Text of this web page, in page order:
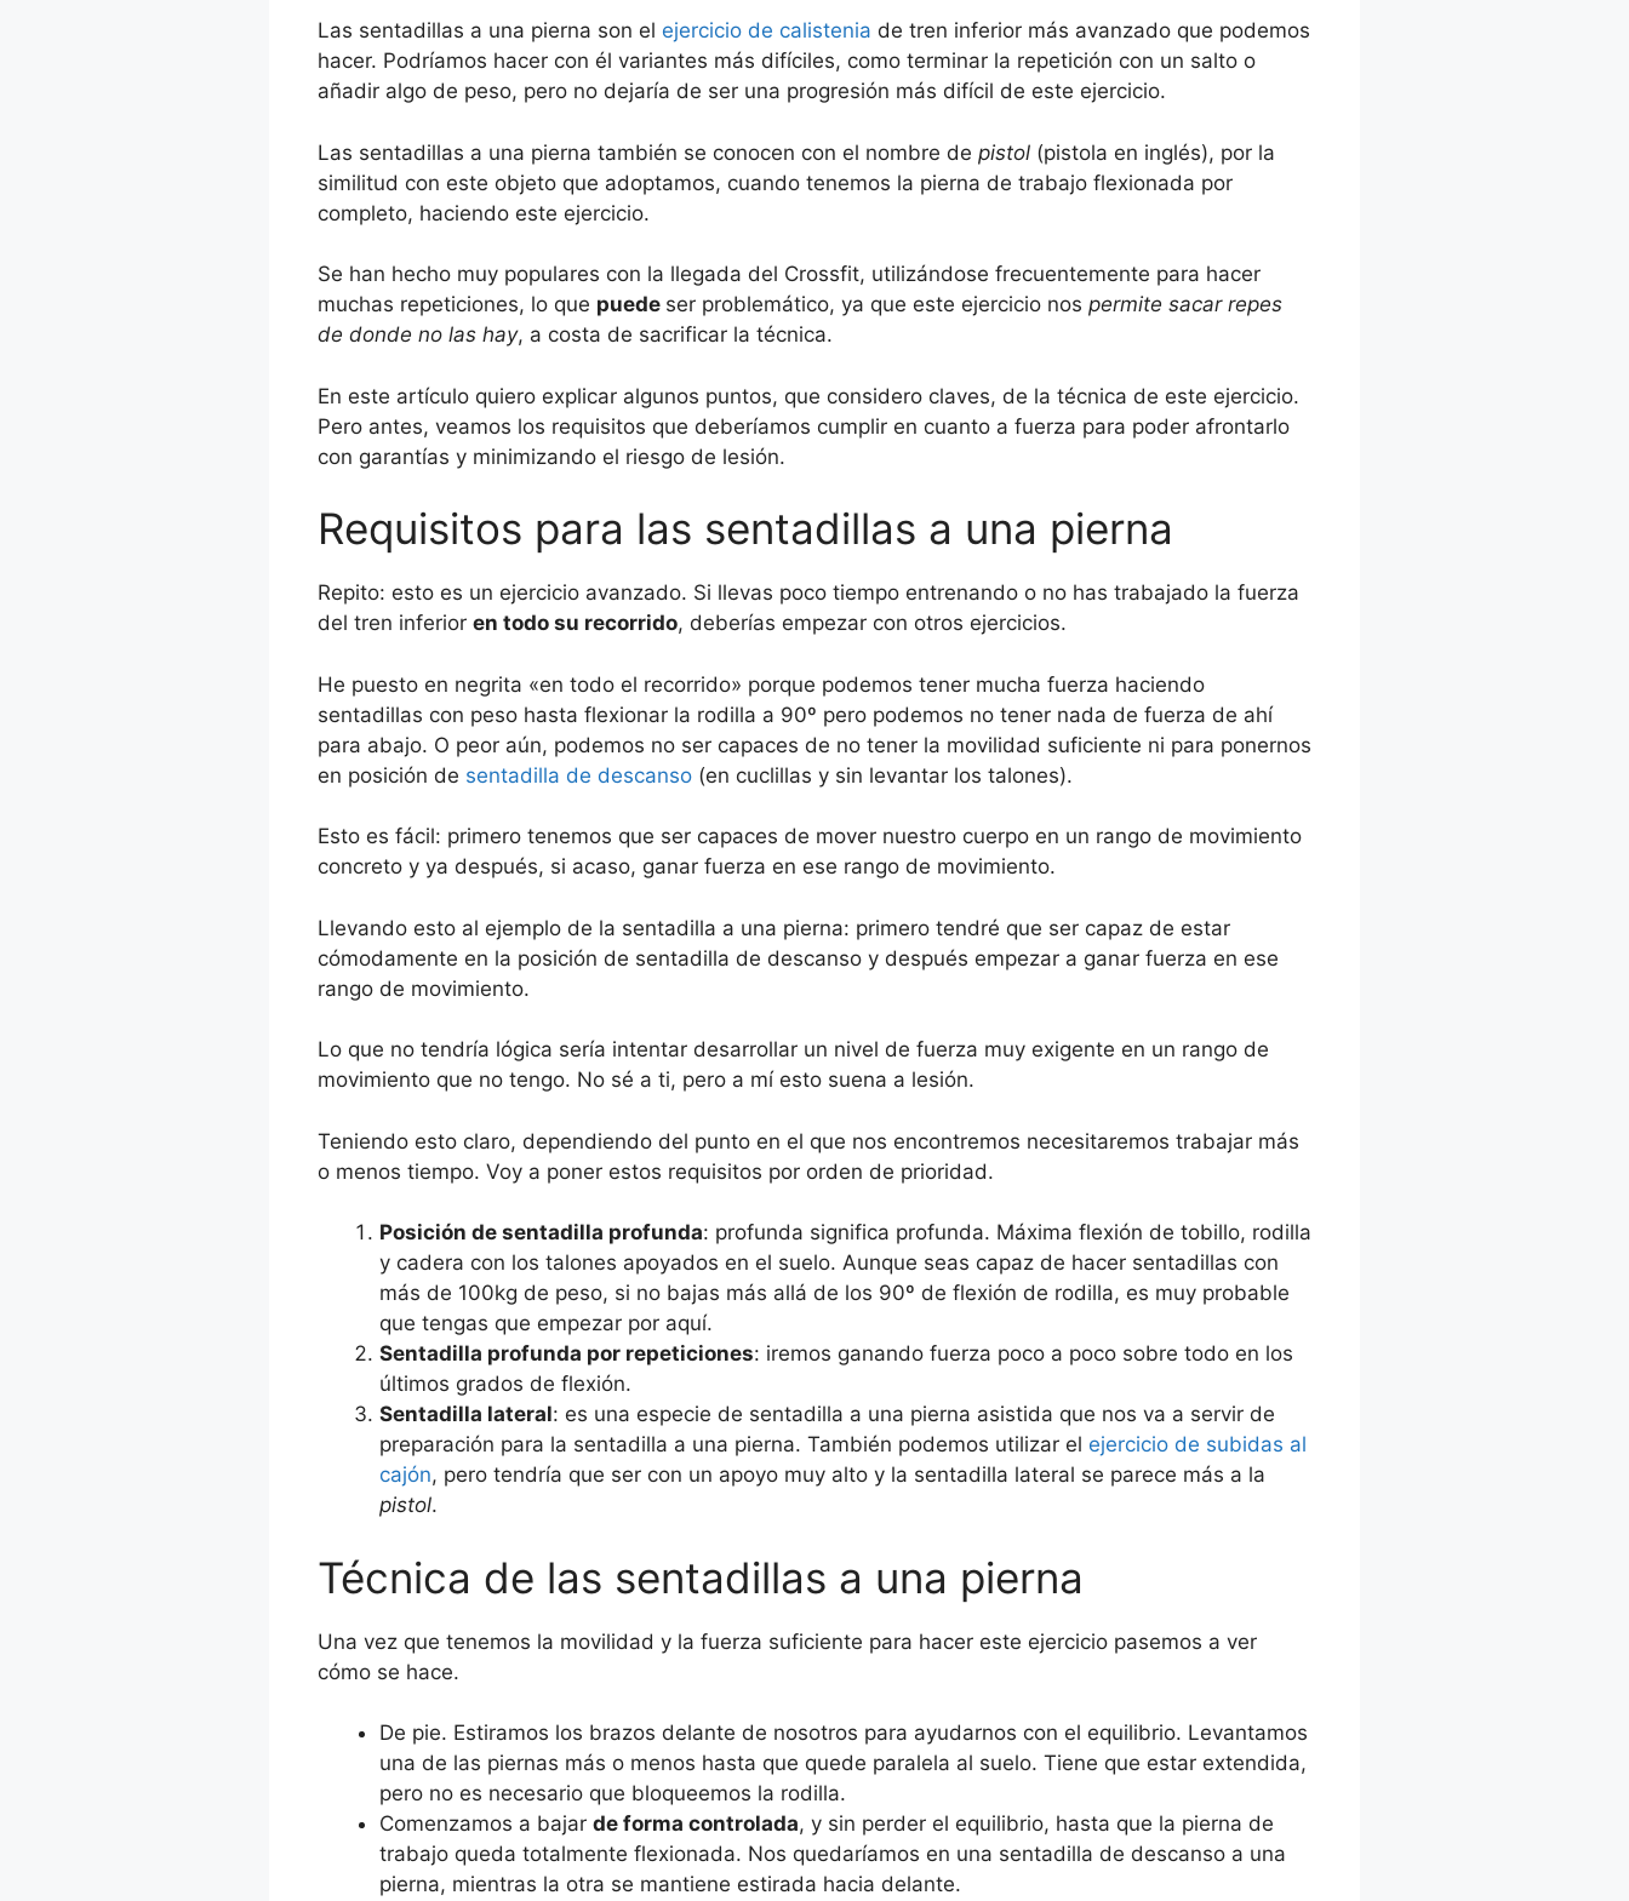
arriba/abajo
para
disminuir
Las sentadillas a una pierna son el ejercicio de calistenia de tren inferior más avanzado que podemos
hacer. Podríamos hacer con él variantes más difíciles, como terminar la repetición con un salto o
añadir algo de peso, pero no dejaría de ser una progresión más difícil de este ejercicio.
Las sentadillas a una pierna también se conocen con el nombre de pistol (pistola en inglés), por la
similitud con este objeto que adoptamos, cuando tenemos la pierna de trabajo flexionada por
completo, haciendo este ejercicio.
Se han hecho muy populares con la llegada del Crossfit, utilizándose frecuentemente para hacer
muchas repeticiones, lo que puede ser problemático, ya que este ejercicio nos permite sacar repes
de donde no las hay, a costa de sacrificar la técnica.
En este artículo quiero explicar algunos puntos, que considero claves, de la técnica de este ejercicio.
Pero antes, veamos los requisitos que deberíamos cumplir en cuanto a fuerza para poder afrontarlo
con garantías y minimizando el riesgo de lesión.
Requisitos para las sentadillas a una pierna
Repito: esto es un ejercicio avanzado. Si llevas poco tiempo entrenando o no has trabajado la fuerza
del tren inferior en todo su recorrido, deberías empezar con otros ejercicios.
He puesto en negrita «en todo el recorrido» porque podemos tener mucha fuerza haciendo
sentadillas con peso hasta flexionar la rodilla a 90º pero podemos no tener nada de fuerza de ahí
para abajo. O peor aún, podemos no ser capaces de no tener la movilidad suficiente ni para ponernos
en posición de sentadilla de descanso (en cuclillas y sin levantar los talones).
Esto es fácil: primero tenemos que ser capaces de mover nuestro cuerpo en un rango de movimiento
concreto y ya después, si acaso, ganar fuerza en ese rango de movimiento.
Llevando esto al ejemplo de la sentadilla a una pierna: primero tendré que ser capaz de estar
cómodamente en la posición de sentadilla de descanso y después empezar a ganar fuerza en ese
rango de movimiento.
Lo que no tendría lógica sería intentar desarrollar un nivel de fuerza muy exigente en un rango de
movimiento que no tengo. No sé a ti, pero a mí esto suena a lesión.
Teniendo esto claro, dependiendo del punto en el que nos encontremos necesitaremos trabajar más
o menos tiempo. Voy a poner estos requisitos por orden de prioridad.
Posición de sentadilla profunda: profunda significa profunda. Máxima flexión de tobillo, rodilla
y cadera con los talones apoyados en el suelo. Aunque seas capaz de hacer sentadillas con
más de 100kg de peso, si no bajas más allá de los 90º de flexión de rodilla, es muy probable
que tengas que empezar por aquí.
Sentadilla profunda por repeticiones: iremos ganando fuerza poco a poco sobre todo en los
últimos grados de flexión.
Sentadilla lateral: es una especie de sentadilla a una pierna asistida que nos va a servir de
preparación para la sentadilla a una pierna. También podemos utilizar el ejercicio de subidas al
cajón, pero tendría que ser con un apoyo muy alto y la sentadilla lateral se parece más a la
pistol.
Técnica de las sentadillas a una pierna
Una vez que tenemos la movilidad y la fuerza suficiente para hacer este ejercicio pasemos a ver
cómo se hace.
De pie. Estiramos los brazos delante de nosotros para ayudarnos con el equilibrio. Levantamos
una de las piernas más o menos hasta que quede paralela al suelo. Tiene que estar extendida,
pero no es necesario que bloqueemos la rodilla.
Comenzamos a bajar de forma controlada, y sin perder el equilibrio, hasta que la pierna de
trabajo queda totalmente flexionada. Nos quedaríamos en una sentadilla de descanso a una
pierna, mientras la otra se mantiene estirada hacia delante.